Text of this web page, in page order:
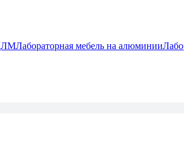
Лабораторная мебель на алюминии